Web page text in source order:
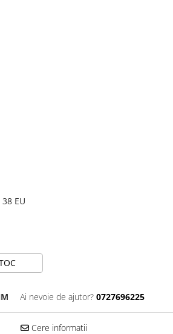
38 EU
Ai nevoie de ajutor? 0727696225
Cere informatii